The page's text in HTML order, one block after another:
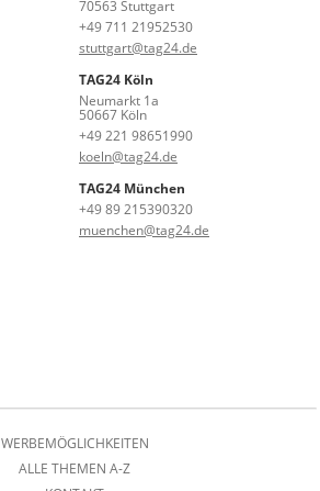
70563 Stuttgart
+49 711 21952530
stuttgart@tag24.de
TAG24 Köln
Neumarkt 1a
50667 Köln
+49 221 98651990
koeln@tag24.de
TAG24 München
+49 89 215390320
muenchen@tag24.de
WERBEMÖGLICHKEITEN
ALLE THEMEN A-Z